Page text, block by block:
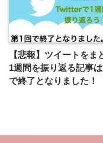
【悲報】ツイートをま
1週間を振り返る記事
で終了となりました！